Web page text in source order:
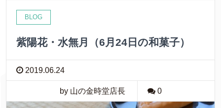
BLOG
紫陽花・水無月（6月24日の和菓子）
2019.06.24
by 山の金時堂店長 0